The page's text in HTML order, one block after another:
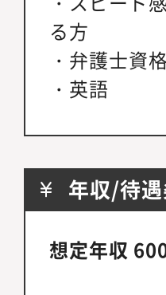
る方
・弁護士資
・英語
年収/待
想定年収